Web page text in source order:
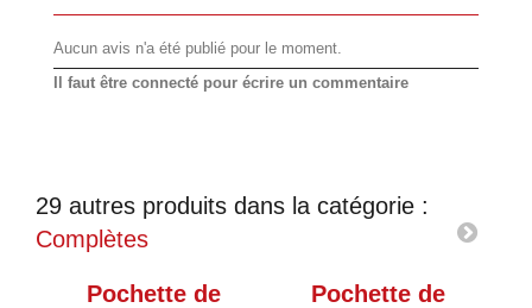
Aucun avis n'a été publié pour le moment.
Il faut être connecté pour écrire un commentaire
29 autres produits dans la catégorie :
Complètes
Pochette de
Pochette de